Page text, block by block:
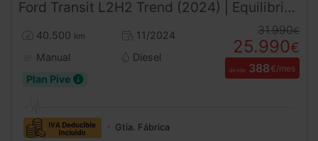
Ford Transit L2H2 Trend (2024) | Equilibrio y Capacidad | DESDE 388 €/mes
40.500 km
11/2024
Manual
Diesel
Plan Pive
31.990€
25.990€
desde 388€/mes
Gtía. Fábrica